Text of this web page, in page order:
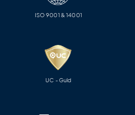
ISO 9001 & 14001
UC - Guld